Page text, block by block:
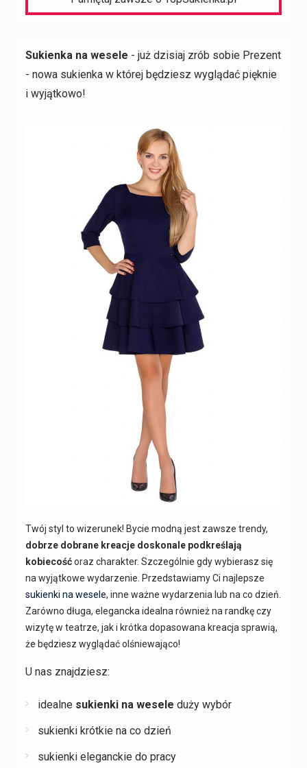
Sukienka na wesele - już dzisiaj zrób sobie Prezent
- nowa sukienka w której będziesz wyglądać pięknie
i wyjątkowo!
Twój styl to wizerunek! Bycie modną jest zawsze trendy,
dobrze dobrane kreacje doskonale podkreślają
kobiecośćoraz charakter. Szczególnie gdy wybierasz się
na wyjątkowe wydarzenie. Przedstawiamy Ci najlepsze
sukienki na wesele, inne ważne wydarzenia lub na co dzień.
Zarówno długa, elegancka idealna również na randkę czy
wizytę w teatrze, jak i krótka dopasowana kreacja sprawią,
że będziesz wyglądać olśniewająco!
U nas znajdziesz:
idealne sukienki na wesele duży wybór
sukienki krótkie na co dzień
sukienki eleganckie do pracy